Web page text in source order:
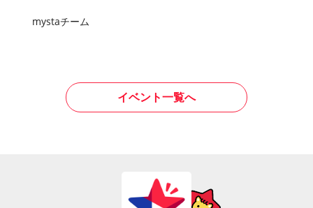
mystaチーム
イベント一覧へ